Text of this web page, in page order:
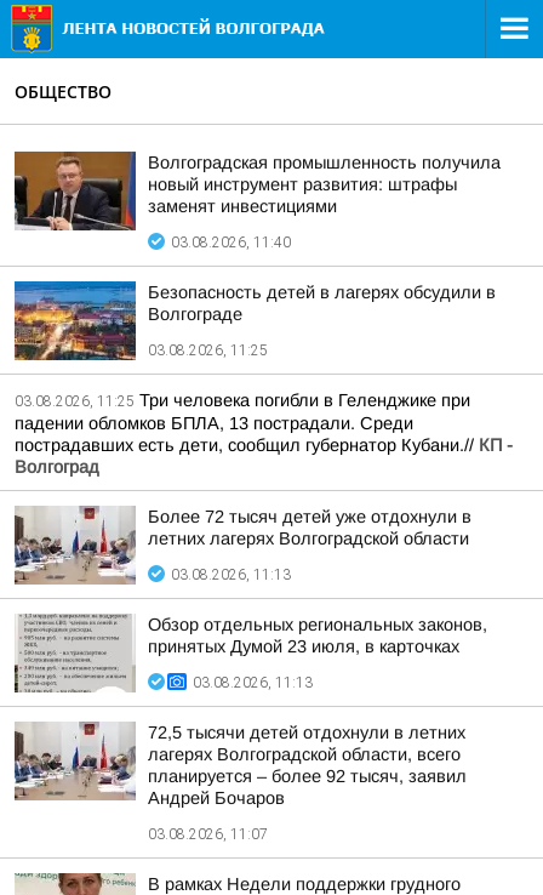
ОБЩЕСТВО
Волгоградская промышленность получила
новый инструмент развития: штрафы
заменят инвестициями
03.08.2026, 11:40
Безопасность детей в лагерях обсудили в
Волгограде
03.08.2026, 11:25
03.08.2026, 11:25 Три человека погибли в Геленджике при
падении обломков БПЛА, 13 пострадали. Среди
пострадавших есть дети, сообщил губернатор Кубани.// КП -
Волгоград
Более 72 тысяч детей уже отдохнули в
летних лагерях Волгоградской области
03.08.2026, 11:13
Обзор отдельных региональных законов,
принятых Думой 23 июля, в карточках
03.08.2026, 11:13
72,5 тысячи детей отдохнули в летних
лагерях Волгоградской области, всего
планируется – более 92 тысяч, заявил
Андрей Бочаров
03.08.2026, 11:07
В рамках Недели поддержки грудного